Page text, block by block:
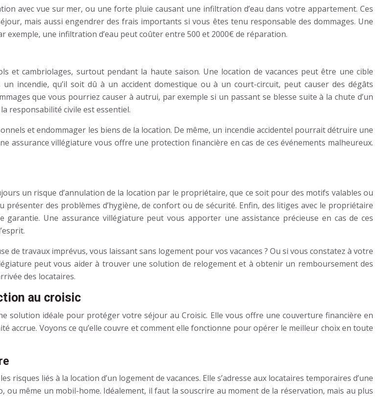
avec vue sur mer, ou une forte pluie causant une infiltration d’eau dans votre appartement. Ces
mais aussi engendrer des frais importants si vous êtes tenu responsable des dommages. Une
une infiltration d’eau peut coûter entre 500 et 2000€ de réparation.
et cambriolages, surtout pendant la haute saison. Une location de vacances peut être une cible
incendie, qu’il soit dû à un accident domestique ou à un court-circuit, peut causer des dégâts
que vous pourriez causer à autrui, par exemple si un passant se blesse suite à la chute d’un
responsabilité civile est essentiel.
et endommager les biens de la location. De même, un incendie accidentel pourrait détruire une
assurance villégiature vous offre une protection financière en cas de ces événements malheureux.
un risque d’annulation de la location par le propriétaire, que ce soit pour des motifs valables ou
des problèmes d’hygiène, de confort ou de sécurité. Enfin, des litiges avec le propriétaire
Une assurance villégiature peut vous apporter une assistance précieuse en cas de ces
travaux imprévus, vous laissant sans logement pour vos vacances ? Ou si vous constatez à votre
peut vous aider à trouver une solution de relogement et à obtenir un remboursement des
des locataires.
au croisic
solution idéale pour protéger votre séjour au Croisic. Elle vous offre une couverture financière en
accrue. Voyons ce qu’elle couvre et comment elle fonctionne pour opérer le meilleur choix en toute
risques liés à la location d’un logement de vacances. Elle s’adresse aux locataires temporaires d’une
ou même un mobil-home. Idéalement, il faut la souscrire au moment de la réservation, mais au plus